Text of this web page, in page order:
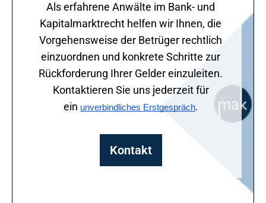
Als erfahrene Anwälte im Bank- und
Kapitalmarktrecht helfen wir Ihnen, die
Vorgehensweise der Betrüger rechtlich
einzuordnen und konkrete Schritte zur
Rückforderung Ihrer Gelder einzuleiten.
Kontaktieren Sie uns jederzeit für
ein unverbindliches Erstgespräch.
Kontakt